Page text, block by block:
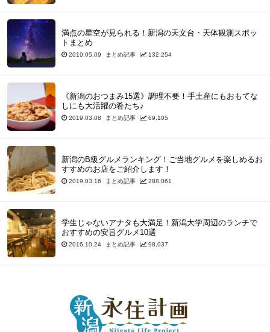
満点の星空が見られる！新潟の天文台・天体観測スポッ
トまとめ
2019.05.09 まとめ記事 132,254
《新潟のおつまみ15選》調理不要！手土産にもおもてな
しにも大活躍の肴たち♪
2019.03.08 まとめ記事 69,105
新潟のB級グルメランキング！ご当地グルメを楽しめるお
すすめのお店をご紹介します！
2019.03.16 まとめ記事 288,061
学生じゃないアナタも大満足！新潟大学周辺のランチで
おすすめの安旨グルメ10選
2016.10.24 まとめ記事 98,037